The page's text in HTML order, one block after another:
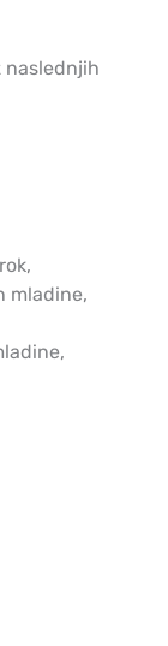
naslednjih
mladine,